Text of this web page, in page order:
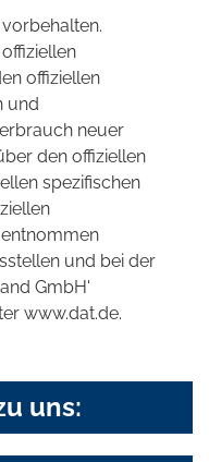
offiziellen
und
neuer
den offiziellen
spezifischen
und bei der
GmbH'
www.dat.de.
uns: